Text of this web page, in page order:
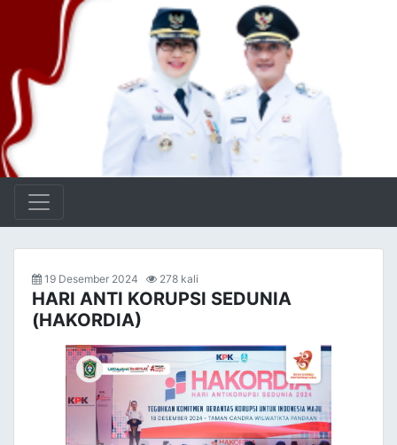
19 Desember 2024 278 kali
HARI ANTI KORUPSI SEDUNIA
(HAKORDIA)